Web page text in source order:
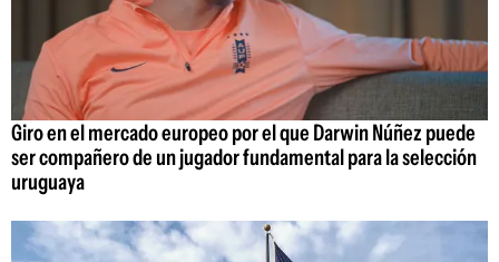
Giro en el mercado europeo por el que Darwin Núñez puede
ser compañero de un jugador fundamental para la selección
uruguaya